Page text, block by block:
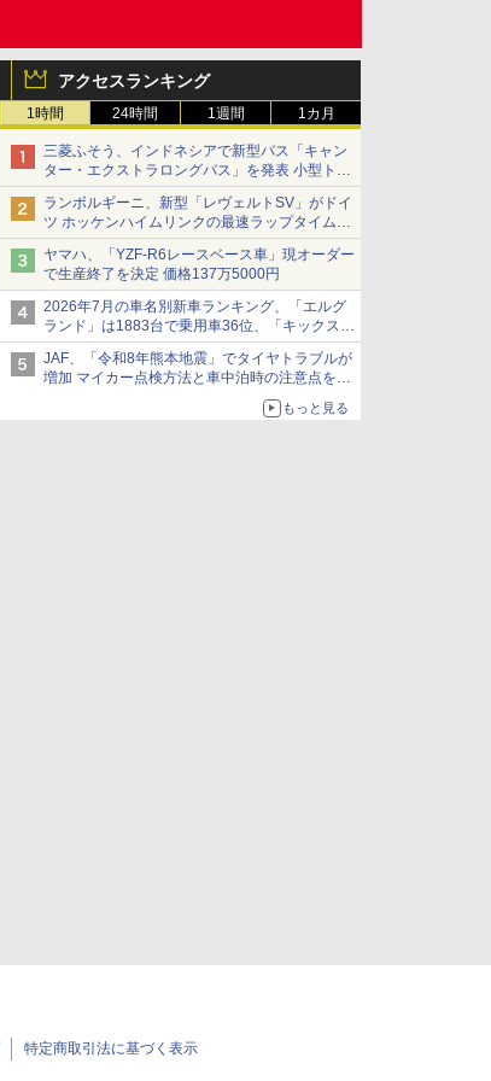
アクセスランキング
1時間 24時間 1週間 1カ月
三菱ふそう、インドネシアで新型バス「キャン
ター・エクストラロングバス」を発表 小型トラ
ックベースの観光・旅客輸送向けバス
ランボルギーニ、新型「レヴェルトSV」がドイ
ツ ホッケンハイムリンクの最速ラップタイムを
記録
ヤマハ、「YZF-R6レースベース車」現オーダー
で生産終了を決定 価格137万5000円
2026年7月の車名別新車ランキング、「エルグ
ランド」は1883台で乗用車36位、「キックス」
は2591台で27位に
JAF、「令和8年熊本地震」でタイヤトラブルが
増加 マイカー点検方法と車中泊時の注意点を呼
もっと見る
特定商取引法に基づく表示